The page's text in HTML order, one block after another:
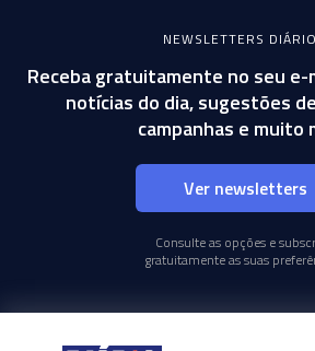
NEWSLETTERS DIÁRIO
Receba gratuitamente no seu e-
notícias do dia, sugestões
campanhas e muito
Ver newsletters
Consulte as opções e
gratuitamente as suas